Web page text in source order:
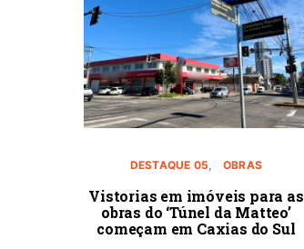
DESTAQUE 05 OBRAS
Vistorias em imóveis para as
obras do ‘Túnel da Matteo’
começam em Caxias do Sul